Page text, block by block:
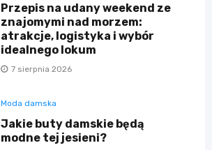
Przepis na udany weekend ze
znajomymi nad morzem:
atrakcje, logistyka i wybór
idealnego lokum
7 sierpnia 2026
Moda damska
Jakie buty damskie będą
modne tej jesieni?